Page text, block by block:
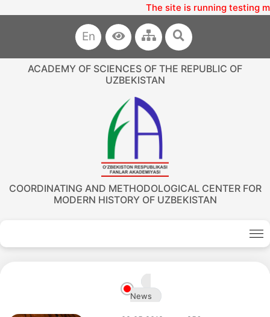
The site is running testing
En
ACADEMY OF SCIENCES OF THE REPUBLIC OF
UZBEKISTAN
COORDINATING AND METHODOLOGICAL CENTER FOR
MODERN HISTORY OF UZBEKISTAN
News